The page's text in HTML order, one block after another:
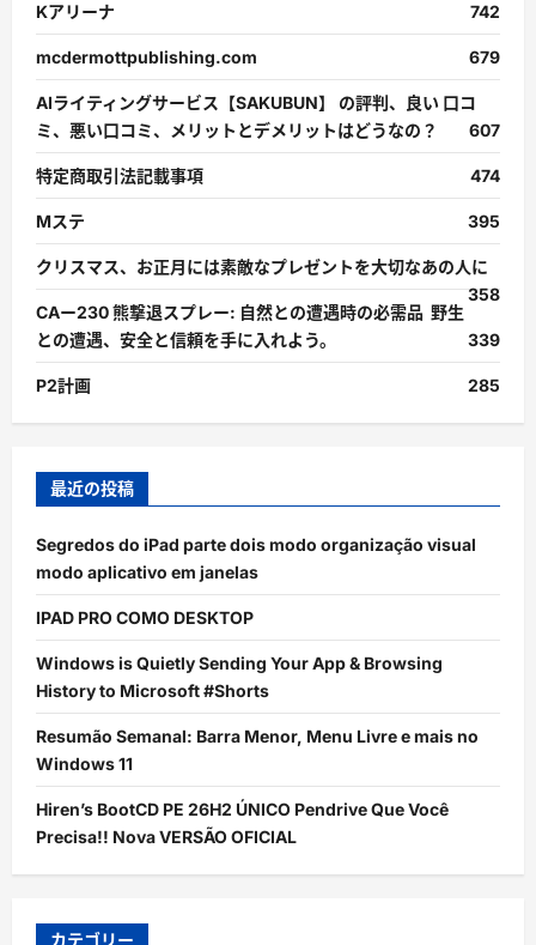
Kアリーナ 742
mcdermottpublishing.com 679
AIライティングサービス【SAKUBUN】 の評判、良い 口コ
ミ、悪い口コミ、メリットとデメリットはどうなの？
607
特定商取引法記載事項 474
Mステ 395
クリスマス、お正月には素敵なプレゼントを大切なあの人に
358
CAー230 熊撃退スプレー: 自然との遭遇時の必需品 野生
との遭遇、安全と信頼を手に入れよう。
339
P2計画 285
最近の投稿
Segredos do iPad parte dois modo organização visual
modo aplicativo em janelas
IPAD PRO COMO DESKTOP
Windows is Quietly Sending Your App & Browsing
History to Microsoft #Shorts
Resumão Semanal: Barra Menor, Menu Livre e mais no
Windows 11
Hiren’s BootCD PE 26H2 ÚNICO Pendrive Que Você
Precisa!! Nova VERSÃO OFICIAL
カテゴリー